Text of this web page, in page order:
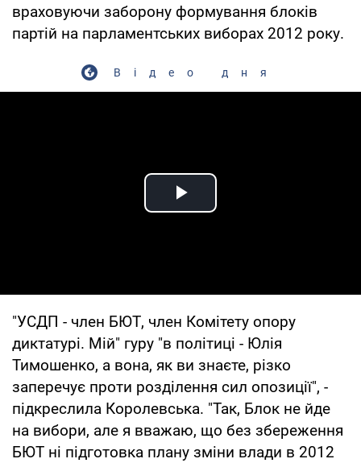
враховуючи заборону формування блоків
партій на парламентських виборах 2012 року.
Відео дня
Play Video
"УСДП - член БЮТ, член Комітету опору
диктатурі. Мій" гуру "в політиці - Юлія
Тимошенко, а вона, як ви знаєте, різко
заперечує проти розділення сил опозиції", -
підкреслила Королевська. "Так, Блок не йде
на вибори, але я вважаю, що без збереження
БЮТ ні підготовка плану зміни влади в 2012